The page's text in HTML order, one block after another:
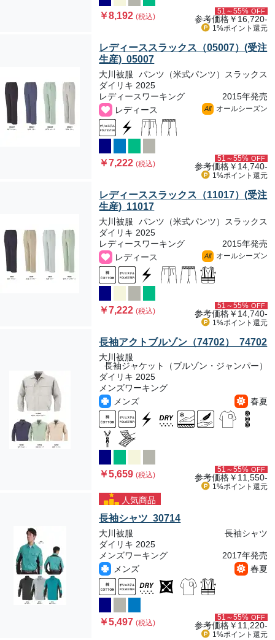
￥8,192(税込)
51～55% OFF
参考価格￥16,720-
1%ポイント 還元
レディーススラックス（05007）(受注
生産) 05007
大川被服
パンツ（米式パンツ）スラックス
ダイリキ 2025
レディースワーキング
2015年発売
レディース
All オールシーズン
￥7,222(税込)
51～55% OFF
参考価格￥14,740-
1%ポイント 還元
レディーススラックス（11017）(受注
生産) 11017
大川被服
パンツ（米式パンツ）スラックス
ダイリキ 2025
レディースワーキング
2015年発売
レディース
All オールシーズン
￥7,222(税込)
51～55% OFF
参考価格￥14,740-
1%ポイント 還元
長袖アクトブルゾン（74702） 74702
大川被服
長袖ジャケット（ブルゾン・ジャンパー）
ダイリキ 2025
メンズワーキング
メンズ
春夏
￥5,659(税込)
51～55% OFF
参考価格￥11,550-
1%ポイント 還元
人気商品
長袖シャツ 30714
大川被服
長袖シャツ
ダイリキ 2025
メンズワーキング
2017年発売
メンズ
春夏
￥5,497(税込)
51～55% OFF
参考価格￥11,220-
1%ポイント 還元